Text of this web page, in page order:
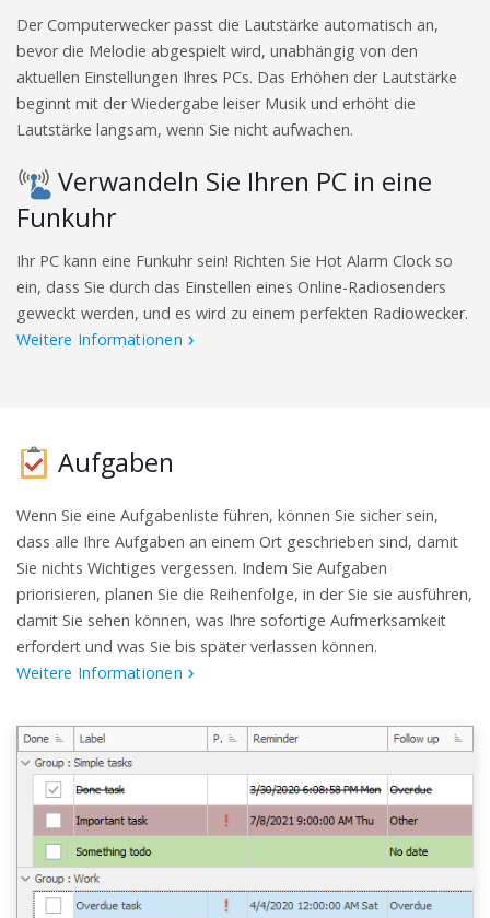
Der Computerwecker passt die Lautstärke automatisch an,
bevor die Melodie abgespielt wird, unabhängig von den
aktuellen Einstellungen Ihres PCs. Das Erhöhen der Lautstärke
beginnt mit der Wiedergabe leiser Musik und erhöht die
Lautstärke langsam, wenn Sie nicht aufwachen.
Verwandeln Sie Ihren PC in eine
Funkuhr
Ihr PC kann eine Funkuhr sein! Richten Sie Hot Alarm Clock so
ein, dass Sie durch das Einstellen eines Online-Radiosenders
geweckt werden, und es wird zu einem perfekten Radiowecker.
Weitere Informationen
Aufgaben
Wenn Sie eine Aufgabenliste führen, können Sie sicher sein,
dass alle Ihre Aufgaben an einem Ort geschrieben sind, damit
Sie nichts Wichtiges vergessen. Indem Sie Aufgaben
priorisieren, planen Sie die Reihenfolge, in der Sie sie ausführen,
damit Sie sehen können, was Ihre sofortige Aufmerksamkeit
erfordert und was Sie bis später verlassen können.
Weitere Informationen